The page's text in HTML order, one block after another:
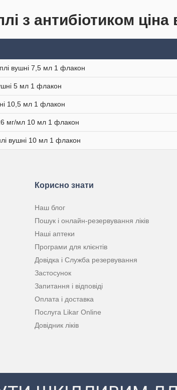
з антибіотиком ціна
вушні 7,5 мл 1 флакон
5 мл 1 флакон
10,5 мл 1 флакон
мг/мл 10 мл 1 флакон
вушні 10 мл 1 флакон
Корисно знати
Наш блог
Пошук і онлайн-резервування ліків
Наші аптеки
Програми для клієнтів
Довідка і Служба резервування
Застосунок
Запитання і відповіді
Оплата і доставка
Послуга Likar Online
Довідник ліків